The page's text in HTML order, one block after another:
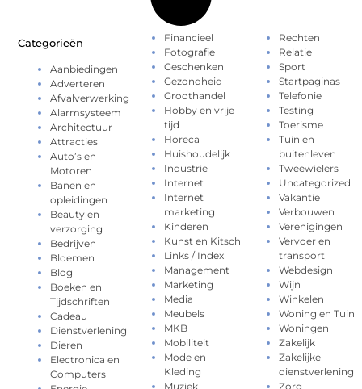
Categorieën
Aanbiedingen
Adverteren
Afvalverwerking
Alarmsysteem
Architectuur
Attracties
Auto’s en
Motoren
Banen en
opleidingen
Beauty en
verzorging
Bedrijven
Bloemen
Blog
Boeken en
Tijdschriften
Cadeau
Dienstverlening
Dieren
Electronica en
Computers
Financieel
Fotografie
Geschenken
Gezondheid
Groothandel
Hobby en vrije
tijd
Horeca
Huishoudelijk
Industrie
Internet
Internet
marketing
Kinderen
Kunst en Kitsch
Links / Index
Management
Marketing
Media
Meubels
MKB
Mobiliteit
Mode en
Kleding
Muziek
Rechten
Relatie
Sport
Startpaginas
Telefonie
Testing
Toerisme
Tuin en
buitenleven
Tweewielers
Uncategorized
Vakantie
Verbouwen
Verenigingen
Vervoer en
transport
Webdesign
Wijn
Winkelen
Woning en Tuin
Woningen
Zakelijk
Zakelijke
dienstverlening
Zorg